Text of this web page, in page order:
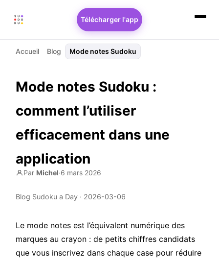
Télécharger l'app
Accueil Blog Mode notes Sudoku
Mode notes Sudoku :
comment l’utiliser
efficacement dans une
application
Par Michel·6 mars 2026
Blog Sudoku a Day · 2026-03-06
Le mode notes est l’équivalent numérique des
marques au crayon : de petits chiffres candidats
que vous inscrivez dans chaque case pour réduire